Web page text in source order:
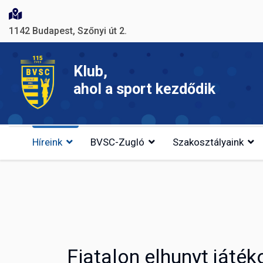
1142 Budapest, Szőnyi út 2.
Klub,
ahol a sport kezdődik
Híreink BVSC-Zugló Szakosztályaink
Fiatalon elhunyt